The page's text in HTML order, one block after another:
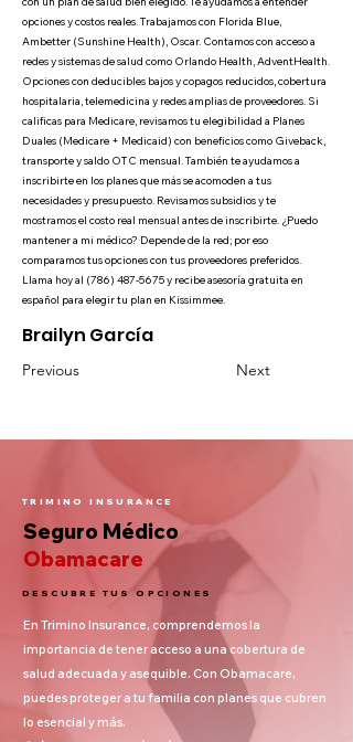
opciones y costos reales. Trabajamos con Florida Blue,
Ambetter (Sunshine Health), Oscar. Contamos con acceso a
redes y sistemas de salud como Orlando Health, AdventHealth.
Opciones con deducibles bajos y copagos reducidos, cobertura
hospitalaria, telemedicina y redes amplias de proveedores. Si
calificas para Medicare, revisamos tu elegibilidad a Planes
Duales (Medicare + Medicaid) con beneficios como Giveback,
transporte y saldo OTC mensual. También te ayudamos a
inscribirte en los planes que más se acomoden a tus
necesidades y presupuesto. Revisamos subsidios y te
mostramos el costo real mensual antes de inscribirte. ¿Puedo
mantener a mi médico? Depende de la red; por eso
comparamos tus opciones con tus proveedores preferidos.
Llama hoy al (786) 487-5675y recibe asesoría gratuita en
español para elegir tu plan en Kissimmee.
Brailyn García
Previous Next
TRIMINO INSURANCE
Seguro Médico
Obamacare
DESCUBRE TUS OPCIONES
En Trimino Insurance, comprendemos la
importancia de tener acceso a una cobertura de
salud adecuada y asequible. Con Obamacare,
puedes proteger a tu familia con planes que cubren
lo esencial y más.